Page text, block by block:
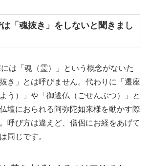
「魂抜き」をしないと聞きまし
は「魂（霊）」という概念がないた
き」とは呼びません。代わりに「遷座
う）」や「御遷仏（ごせんぶつ）」と
壇におられる阿弥陀如来様を動かす際
呼び方は違えど、僧侶にお経をあげて
同じです。